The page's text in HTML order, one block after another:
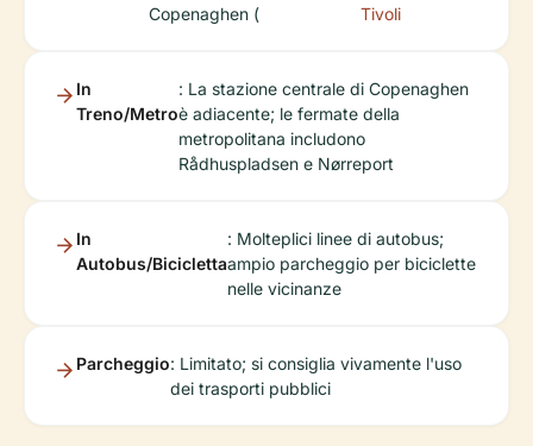
Copenaghen (
Tivoli
In
Treno/Metro
: La stazione centrale di Copenaghen
è adiacente; le fermate della
metropolitana includono
Rådhuspladsen e Nørreport
In
Autobus/Bicicletta
: Molteplici linee di autobus;
ampio parcheggio per biciclette
nelle vicinanze
Parcheggio: Limitato; si consiglia vivamente l'uso
dei trasporti pubblici